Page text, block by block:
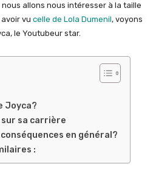
nous allons nous intéresser à la taille
vu celle de Lola Dumenil, voyons
le Youtubeur star.
Joyca?
sur sa carrière
en général?
: